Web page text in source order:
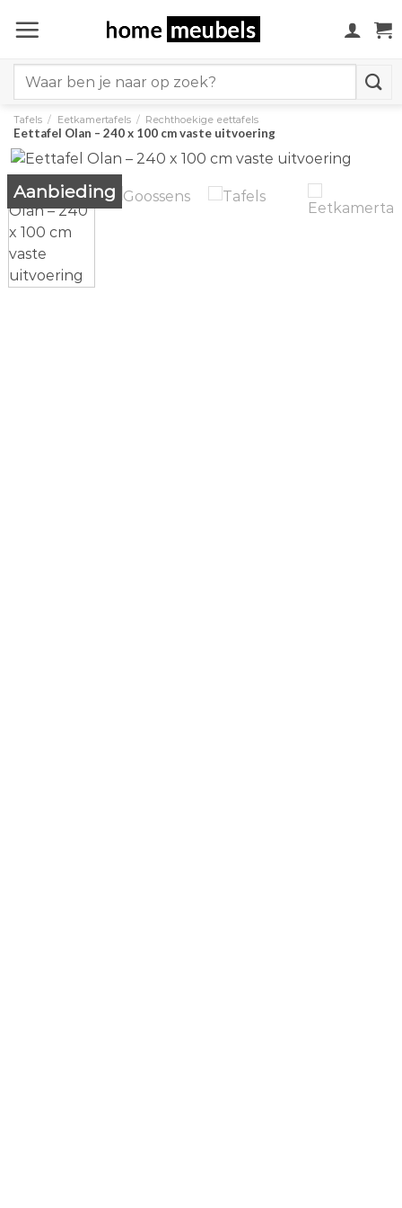
naar
for:
Tafels / Eetkamertafels / Rechthoekige eettafels
Eettafel Olan – 240 x 100 cm vaste uitvoering
Aanbieding